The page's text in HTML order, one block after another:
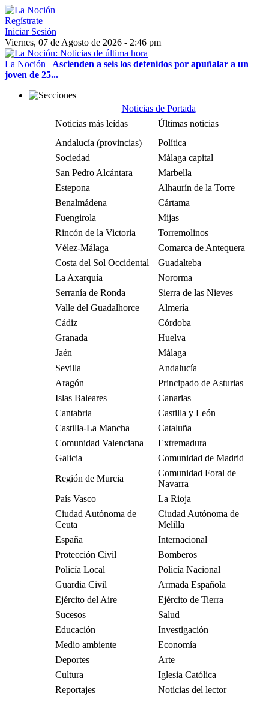
Regístrate
Iniciar Sesión
Viernes, 07 de Agosto de 2026 - 2:46 pm
La Noción | Ascienden a seis los detenidos por apuñalar a un
joven de 25...
Noticias de Portada
Noticias más leídas
Últimas noticias
Andalucía (provincias)
Política
Sociedad
Málaga capital
San Pedro Alcántara
Marbella
Estepona
Alhaurín de la Torre
Benalmádena
Cártama
Fuengirola
Mijas
Rincón de la Victoria
Torremolinos
Vélez-Málaga
Comarca de Antequera
Costa del Sol Occidental
Guadalteba
La Axarquía
Nororma
Serranía de Ronda
Sierra de las Nieves
Valle del Guadalhorce
Almería
Cádiz
Córdoba
Granada
Huelva
Jaén
Málaga
Sevilla
Andalucía
Aragón
Principado de Asturias
Islas Baleares
Canarias
Cantabria
Castilla y León
Castilla-La Mancha
Cataluña
Comunidad Valenciana
Extremadura
Galicia
Comunidad de Madrid
Región de Murcia
Comunidad Foral de
Navarra
País Vasco
La Rioja
Ciudad Autónoma de
Ceuta
Ciudad Autónoma de
Melilla
España
Internacional
Protección Civil
Bomberos
Policía Local
Policía Nacional
Guardia Civil
Armada Española
Ejército del Aire
Ejército de Tierra
Sucesos
Salud
Educación
Investigación
Medio ambiente
Economía
Deportes
Arte
Cultura
Iglesia Católica
Reportajes
Noticias del lector